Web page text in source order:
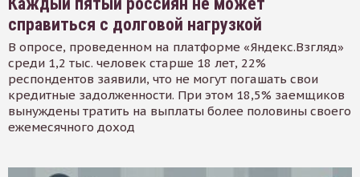
справиться с долговой нагрузкой
В опросе, проведенном на платформе «Яндекс.Взгляд»
среди 1,2 тыс. человек старше 18 лет, 22%
респондентов заявили, что не могут погашать свои
кредитные задолженности. При этом 18,5% заемщиков
вынуждены тратить на выплаты более половины своего
ежемесячного доход